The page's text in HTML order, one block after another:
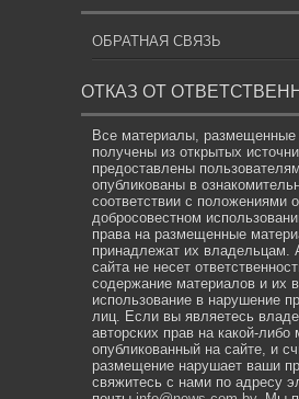
ОБРАТНАЯ СВЯЗЬ
ОТКАЗ ОТ
Все материалы, размещенные
получены из открытых
предоставлены
опубликованы в
соответствии с положениями о
добросовестном
права на размещенные
принадлежат их владельцам.
сайта не несет
содержание материалов и их
использование в нарушение
лиц. Если вы являетесь
авторских прав на какой-либо
опубликованный на сайте, и
размещение нарушает ваши
свяжитесь с нами по адресу